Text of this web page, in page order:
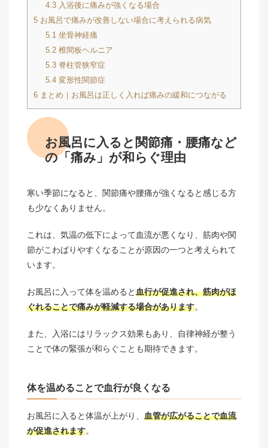
4.3入浴後に痛みが強くなる場合
5 お風呂で痛みが改善しない場合に考えられる病気
5.1坐骨神経痛
5.2椎間板ヘルニア
5.3脊柱管狭窄症
5.4変形性関節症
6 まとめ｜お風呂は正しく入れば痛みの緩和につながる
お風呂に入ると関節痛・腰痛など
の「痛み」が和らぐ理由
寒い季節になると、関節痛や腰痛が強くなると感じる方
も少なくありません。
これは、気温の低下によって血流が悪くなり、筋肉や関
節がこわばりやすくなることが原因の一つと考えられて
います。
お風呂に入って体を温めると血行が促進され、筋肉がほ
ぐれることで痛みが軽減する場合があります。
また、入浴にはリラックス効果もあり、自律神経が整う
ことで体の緊張が和らぐことも期待できます。
体を温めることで血行が良くなる
お風呂に入ると体温が上がり、 血管が広がることで血流
が促進されます。